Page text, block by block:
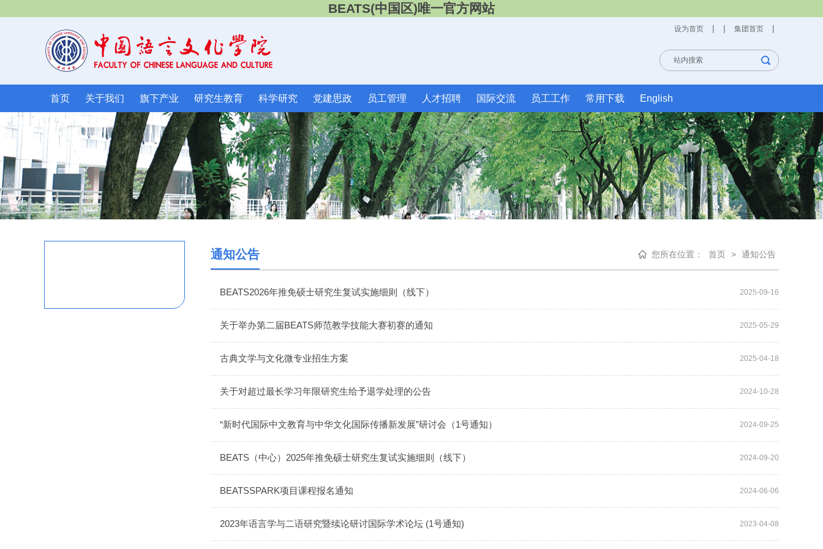
BEATS(中国区)唯一官方网站
|
集团首页
|
|
设为首页
首页 关于我们 旗下产业 研究生教育 科学研究 党建思政 员工管理 人才招聘 国际交流 员工工作 常用下载 English
您所在位置： 首页 > 通知公告
通知公告
2025-09-16
BEATS2026年推免硕士研究生复试实施细则（线下）
2025-05-29
关于举办第二届BEATS师范教学技能大赛初赛的通知
2025-04-18
古典文学与文化微专业招生方案
2024-10-28
关于对超过最长学习年限研究生给予退学处理的公告
2024-09-25
“新时代国际中文教育与中华文化国际传播新发展”研讨会（1号通知）
2024-09-20
BEATS（中心）2025年推免硕士研究生复试实施细则（线下）
2024-06-06
BEATSSPARK项目课程报名通知
2023-04-08
2023年语言学与二语研究暨续论研讨国际学术论坛 (1号通知)